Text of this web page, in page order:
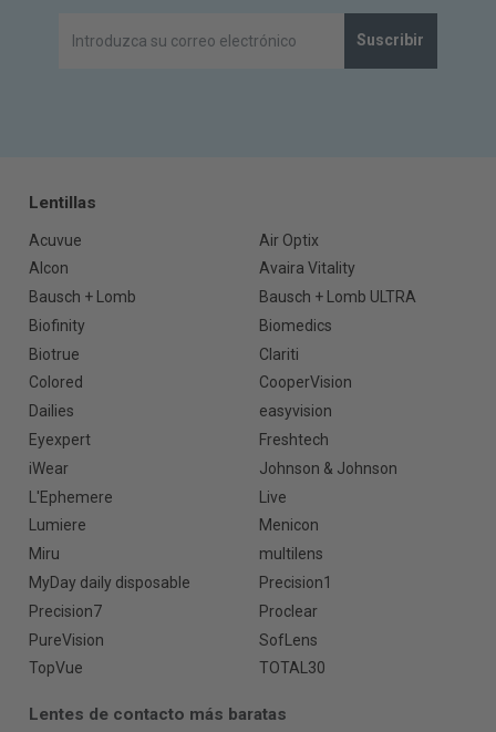
Suscribir
Lentillas
Acuvue
Air Optix
Alcon
Avaira Vitality
Bausch + Lomb
Bausch + Lomb ULTRA
Biofinity
Biomedics
Biotrue
Clariti
Colored
CooperVision
Dailies
easyvision
Eyexpert
Freshtech
iWear
Johnson & Johnson
L'Ephemere
Live
Lumiere
Menicon
Miru
multilens
MyDay daily disposable
Precision1
Precision7
Proclear
PureVision
SofLens
TopVue
TOTAL30
Lentes de contacto más baratas